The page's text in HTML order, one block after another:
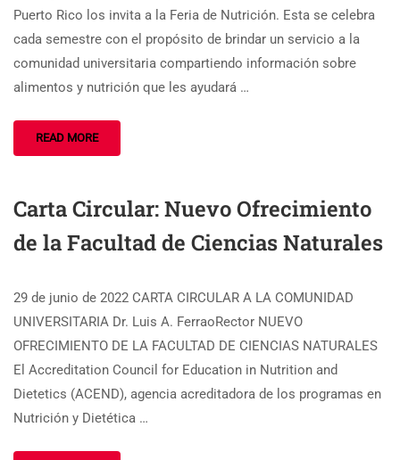
Puerto Rico los invita a la Feria de Nutrición. Esta se celebra
cada semestre con el propósito de brindar un servicio a la
comunidad universitaria compartiendo información sobre
alimentos y nutrición que les ayudará …
READ MORE
Carta Circular: Nuevo Ofrecimiento
de la Facultad de Ciencias Naturales
29 de junio de 2022 CARTA CIRCULAR A LA COMUNIDAD
UNIVERSITARIA Dr. Luis A. FerraoRector NUEVO
OFRECIMIENTO DE LA FACULTAD DE CIENCIAS NATURALES
El Accreditation Council for Education in Nutrition and
Dietetics (ACEND), agencia acreditadora de los programas en
Nutrición y Dietética …